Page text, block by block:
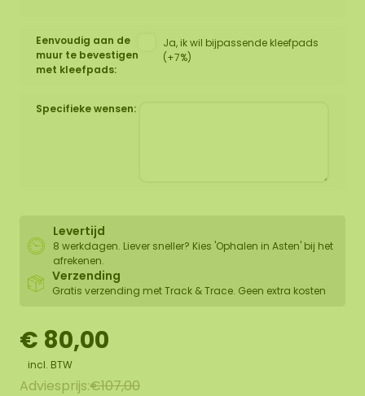
Eenvoudig aan de
muur te bevestigen
met kleefpads:
Ja, ik wil bijpassende kleefpads
(+7%)
Specifieke wensen:
Levertijd
8 werkdagen. Liever sneller? Kies 'Ophalen in Asten' bij het
afrekenen.
Verzending
Gratis verzending met Track & Trace. Geen extra kosten
€ 80,00
incl. BTW
Adviesprijs:€107,00